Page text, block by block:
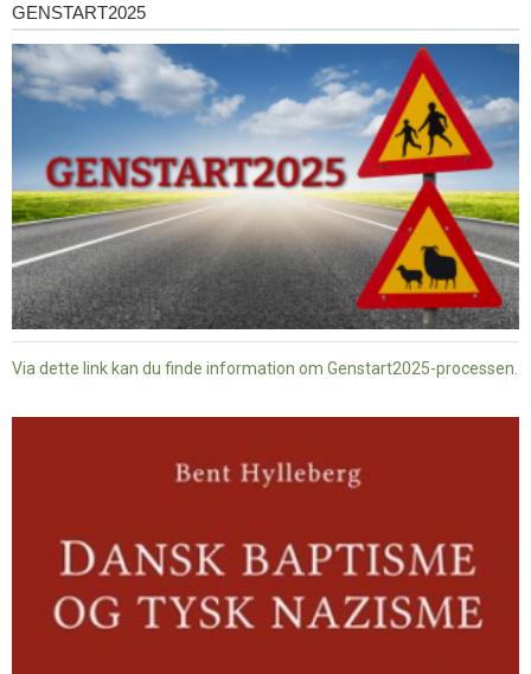
Genstart2025
GENSTART2025
Via dette link kan du finde information om Genstart2025-processen.